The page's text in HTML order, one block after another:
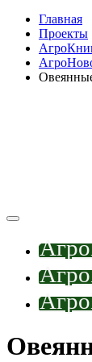
Главная
Проекты